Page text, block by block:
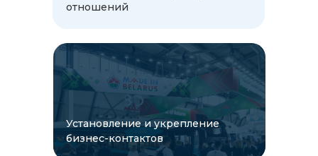
отношений
Установление и укрепление
бизнес-контактов